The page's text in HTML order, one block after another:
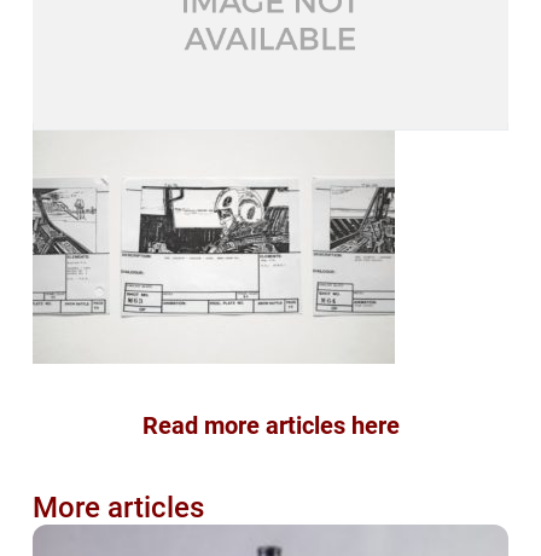
Read more articles here
More articles